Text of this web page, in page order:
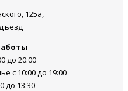
125а,
до 20:00
c 10:00 до 19:00
до 13:30